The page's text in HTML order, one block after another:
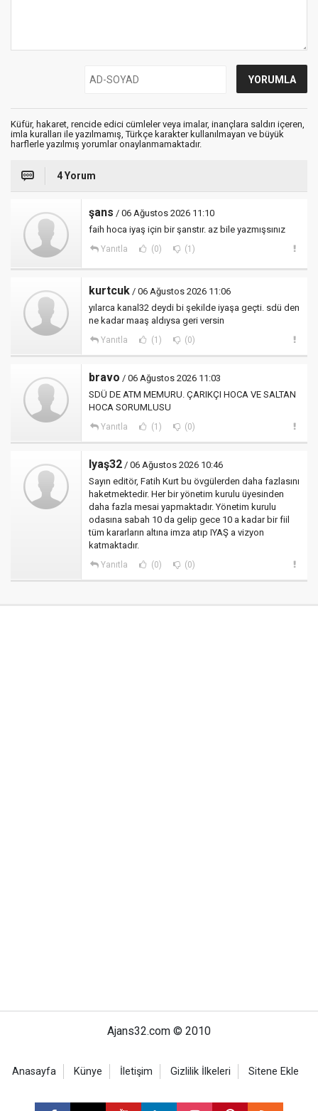
Küfür, hakaret, rencide edici cümleler veya imalar, inançlara saldırı içeren,
imla kuralları ile yazılmamış, Türkçe karakter kullanılmayan ve büyük
harflerle yazılmış yorumlar onaylanmamaktadır.
4 Yorum
şans / 06 Ağustos 2026 11:10
faih hoca iyaş için bir şanstır. az bile yazmışsınız
Yanıtla (0) (1)
kurtcuk / 06 Ağustos 2026 11:06
yılarca kanal32 deydi bi şekilde iyaşa geçti. sdü den
ne kadar maaş aldıysa geri versin
Yanıtla (1) (0)
bravo / 06 Ağustos 2026 11:03
SDÜ DE ATM MEMURU. ÇARIKÇI HOCA VE SALTAN
HOCA SORUMLUSU
Yanıtla (1) (0)
Iyaş32 / 06 Ağustos 2026 10:46
Sayın editör, Fatih Kurt bu övgülerden daha fazlasını
haketmektedir. Her bir yönetim kurulu üyesinden
daha fazla mesai yapmaktadır. Yönetim kurulu
odasına sabah 10 da gelip gece 10 a kadar bir fiil
tüm kararların altına imza atıp IYAŞ a vizyon
katmaktadır.
Yanıtla (0) (0)
Ajans32.com © 2010
Anasayfa Künye İletişim Gizlilik İlkeleri Sitene Ekle